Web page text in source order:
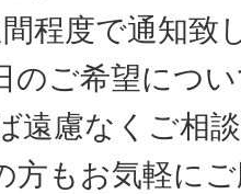
程度で通知致
のご希望につ
遠慮なくご相
方もお気軽に